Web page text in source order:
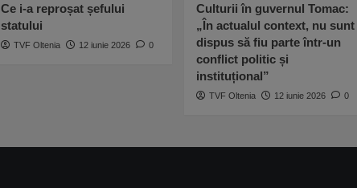
Ce i-a reproșat șefului
statului
TVF Oltenia 12 iunie 2026 0
Culturii în guvernul Tomac:
„În actualul context, nu sunt
dispus să fiu parte într-un
conflict politic și
instituțional”
TVF Oltenia 12 iunie 2026 0